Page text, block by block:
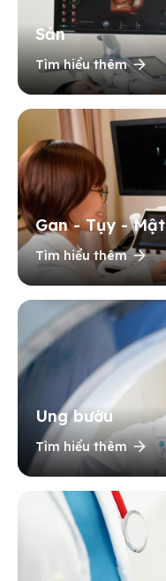
Sản
Tìm hiểu thêm
Gan - Tụy - Mật
Tìm hiểu thêm
Ung bướu
Tìm hiểu thêm